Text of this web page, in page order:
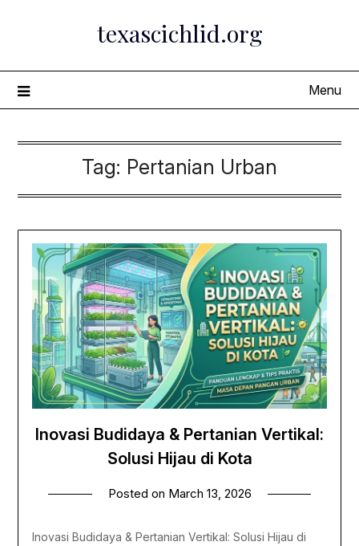
texascichlid.org
Menu
Tag: Pertanian Urban
Inovasi Budidaya & Pertanian Vertikal:
Solusi Hijau di Kota
Posted on March 13, 2026
Inovasi Budidaya & Pertanian Vertikal: Solusi Hijau di